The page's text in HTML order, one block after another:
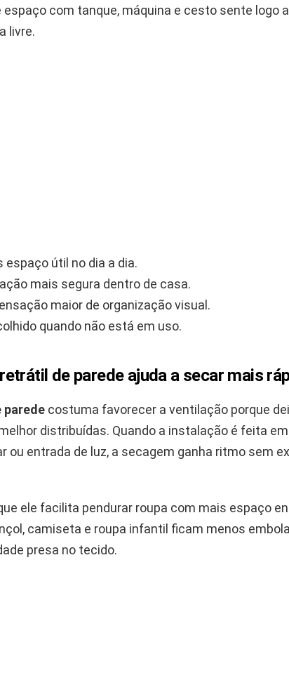
espaço com tanque, máquina e cesto sente logo
livre.
espaço útil no dia a dia.
mais segura dentro de casa.
maior de organização visual.
quando não está em uso.
de parede ajuda a secar mais
costuma favorecer a ventilação porque
distribuídas. Quando a instalação é feita
ou entrada de luz, a secagem ganha ritmo sem
ele facilita pendurar roupa com mais espaço
camiseta e roupa infantil ficam menos
presa no tecido.